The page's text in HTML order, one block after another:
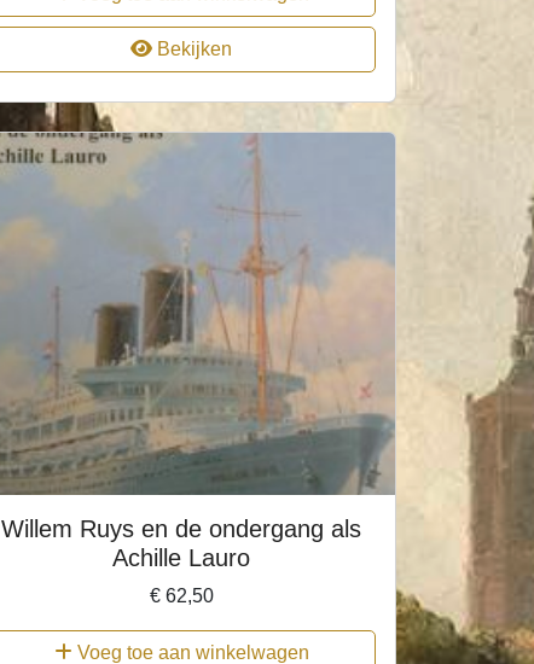
Bekijken
Willem Ruys en de ondergang als
Achille Lauro
€62,50
Voeg toe aan winkelwagen